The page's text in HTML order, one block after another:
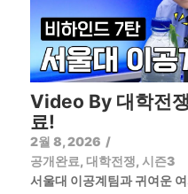
Video By 대학전
료!
2월 8, 2026 /
공개완료, 대학전쟁, 시즌3
서울대 이공계팀과 귀여운